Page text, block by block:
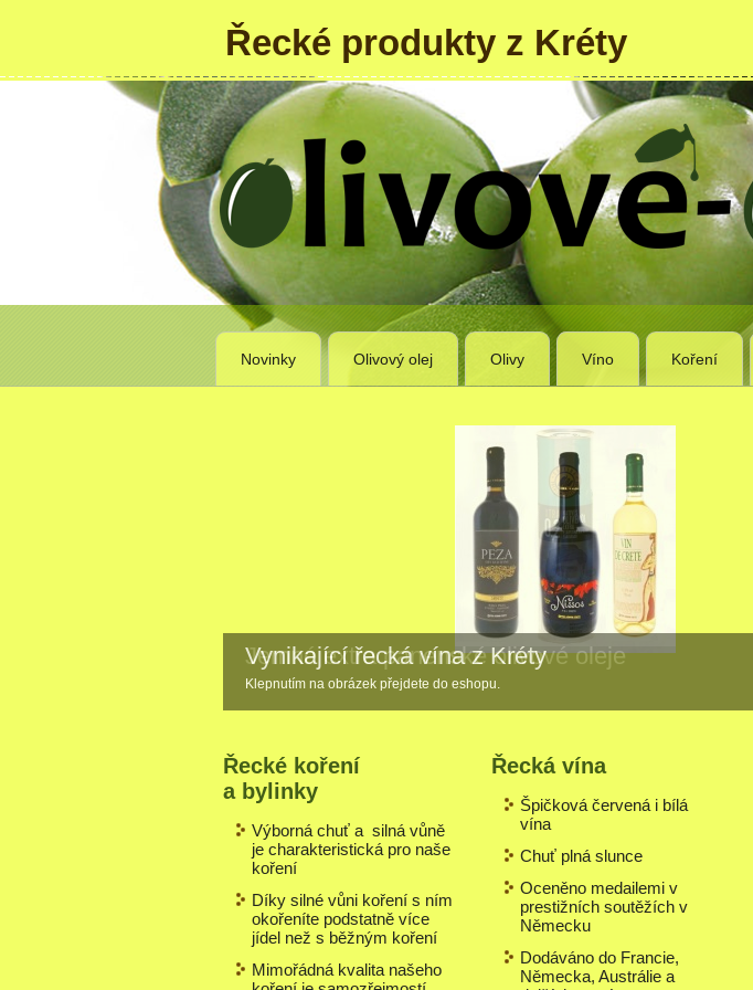
Řecké produkty z Kréty
Novinky Olivový olej Olivy Víno Koření
Vynikající řecká vína z Kréty
Klepnutím na obrázek přejdete do eshopu.
Řecké koření
a bylinky
Výborná chuť a silná vůně
je charakteristická pro naše
koření
Díky silné vůni koření s ním
okořeníte podstatně více
jídel než s běžným koření
Mimořádná kvalita našeho
Řecká vína
Špičková červená i bílá
vína
Chuť plná slunce
Oceněno medailemi v
prestižních soutěžích v
Německu
Dodáváno do Francie,
Německa, Austrálie a